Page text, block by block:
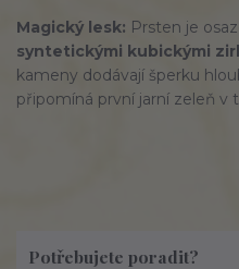
Magický lesk: Prsten je
syntetickými kubickými
kameny dodávají šperku
připomíná první jarní zeleň v
Potřebujete poradit?